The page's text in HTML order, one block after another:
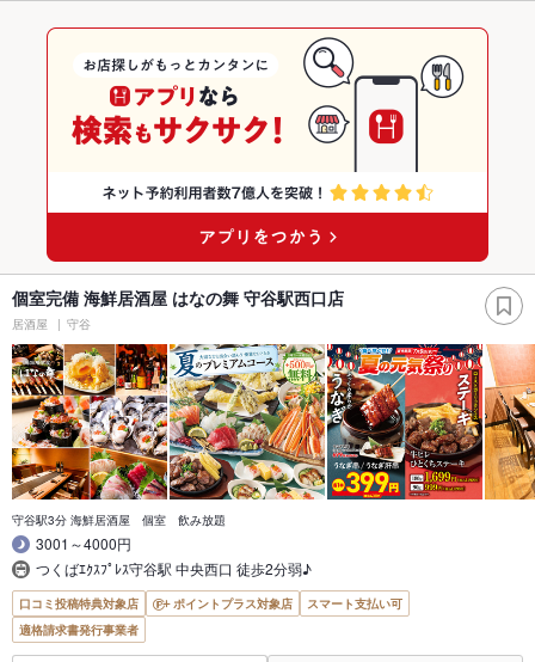
個室完備 海鮮居酒屋 はなの舞 守谷駅西口店
居酒屋 守谷
守谷駅3分 海鮮居酒屋 個室 飲み放題
3001～4000円
つくばｴｸｽﾌﾟﾚｽ守谷駅 中央西口 徒歩2分弱♪
口コミ投稿特典対象店 ポイントプラス対象店
スマート支払い可
適格請求書発行事業者